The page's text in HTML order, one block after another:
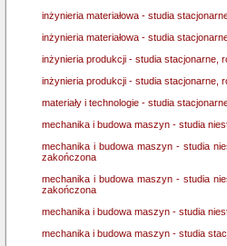
inżynieria materiałowa - studia
inżynieria materiałowa - studia
inżynieria produkcji - studia stacjonarne,
inżynieria produkcji - studia stacjonarne,
materiały i technologie - studia
mechanika i budowa maszyn - studia
mechanika i budowa maszyn - studia
zakończona
mechanika i budowa maszyn - studia
zakończona
mechanika i budowa maszyn - studia
mechanika i budowa maszyn - studia